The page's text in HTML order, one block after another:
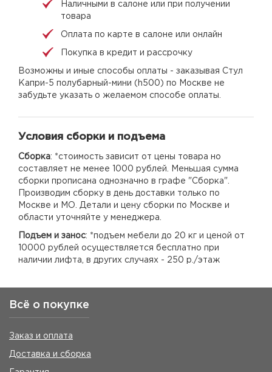
Наличными в салоне или при получении
товара
Оплата по карте в салоне или онлайн
Покупка в кредит и рассрочку
Возможны и иные способы оплаты - заказывая Стул
Капри-5 полубарный-мини (h500) по Москве не
забудьте указать о желаемом способе оплаты.
Условия сборки и подъема
Сборка: *стоимость зависит от цены товара но
составляет не менее 1000 рублей. Меньшая сумма
сборки прописана однозначно в графе "Сборка".
Производим сборку в день доставки только по
Москве и МО. Детали и цену сборки по Москве и
области уточняйте у менеджера.
Подъем и занос: *подъем мебели до 20 кг и ценой от
10000 рублей осуществляется бесплатно при
наличии лифта, в других случаях - 250 р./этаж
Всё о покупке
Заказ и оплата
Доставка и сборка